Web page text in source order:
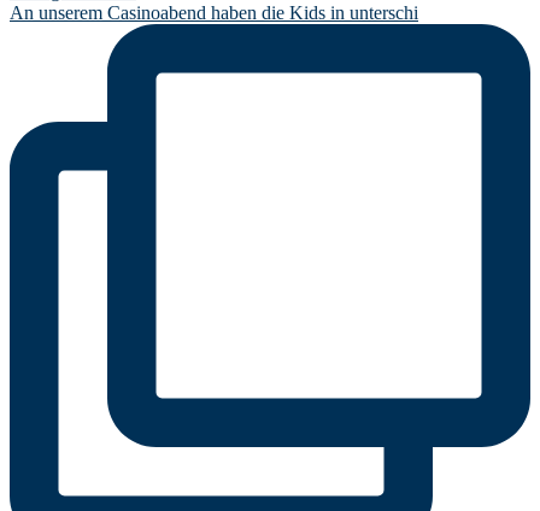
An unserem Casinoabend haben die Kids in unterschi